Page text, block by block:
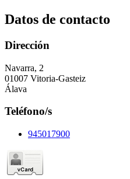
Datos de contacto
Dirección
Navarra, 2
01007 Vitoria-Gasteiz
Álava
Teléfono/s
945017900